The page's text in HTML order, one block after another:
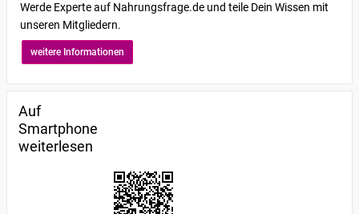
Werde Experte auf Nahrungsfrage.de und teile Dein Wissen mit
unseren Mitgliedern.
weitere Informationen
Auf
Smartphone
weiterlesen